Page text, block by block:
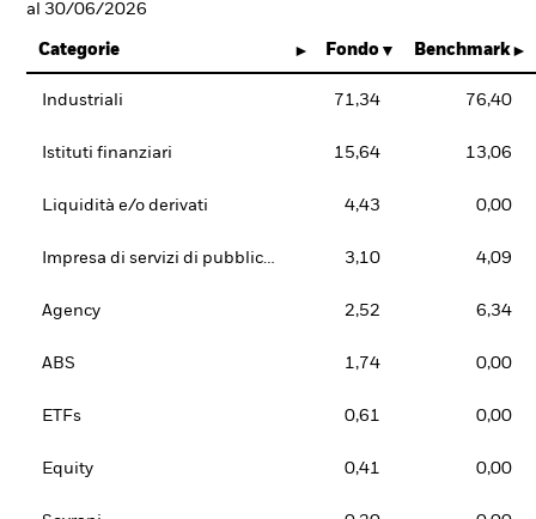
al 30/06/2026
Categorie Fondo Benchmark
Industriali 71,34 76,40
Istituti finanziari 15,64 13,06
Liquidità e/o derivati 4,43 0,00
Impresa di servizi di pubblica utilità 3,10 4,09
Agency 2,52 6,34
ABS 1,74 0,00
ETFs 0,61 0,00
Equity 0,41 0,00